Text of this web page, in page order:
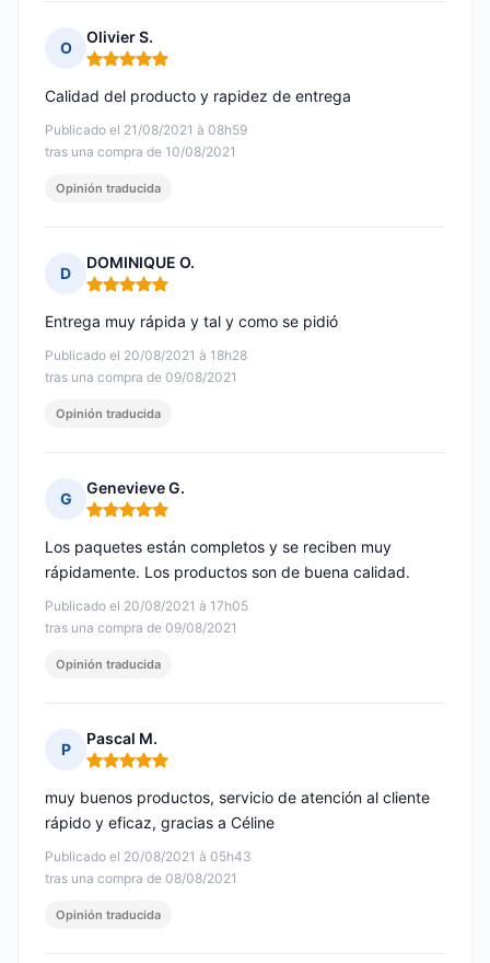
O
Olivier S.
Nota: 5 de 5
Publicado el 21/08/2021 à 08h59
tras una compra de 10/08/2021
Calidad del producto y rapidez de entrega
Opinión traducida
D
DOMINIQUE O.
Nota: 5 de 5
Publicado el 20/08/2021 à 18h28
tras una compra de 09/08/2021
Entrega muy rápida y tal y como se pidió
Opinión traducida
G
Genevieve G.
Nota: 5 de 5
Publicado el 20/08/2021 à 17h05
tras una compra de 09/08/2021
Los paquetes están completos y se reciben muy
rápidamente. Los productos son de buena calidad.
Opinión traducida
P
Pascal M.
Nota: 5 de 5
Publicado el 20/08/2021 à 05h43
tras una compra de 08/08/2021
muy buenos productos, servicio de atención al cliente
rápido y eficaz, gracias a Céline
Opinión traducida